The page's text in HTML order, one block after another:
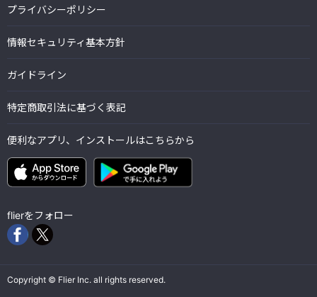
プライバシーポリシー
情報セキュリティ基本方針
ガイドライン
特定商取引法に基づく表記
便利なアプリ、インストールはこちらから
flierをフォロー
Copyright © Flier Inc. all rights reserved.